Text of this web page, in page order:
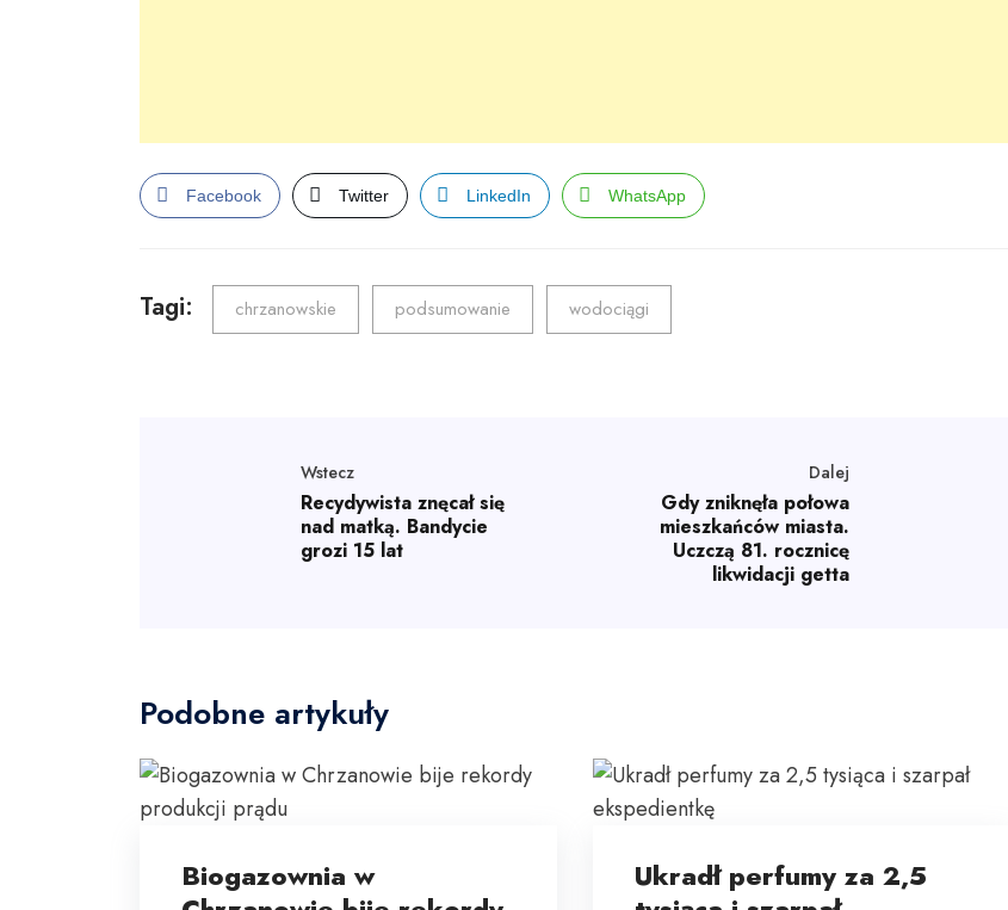
Facebook Twitter LinkedIn WhatsApp
Tagi: chrzanowskie podsumowanie wodociągi
Wstecz
Recydywista znęcał się
nad matką. Bandycie
grozi 15 lat
Dalej
Gdy zniknęła połowa
mieszkańców miasta.
Uczczą 81. rocznicę
likwidacji getta
Podobne artykuły
Biogazownia w
Ukradł perfumy za 2,5